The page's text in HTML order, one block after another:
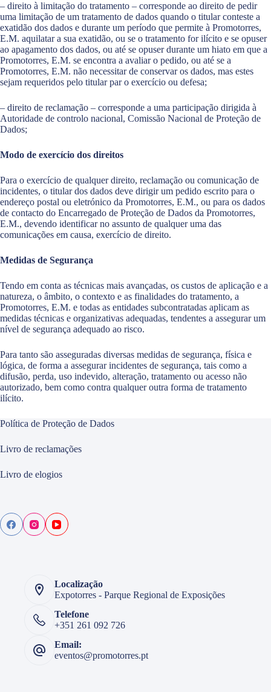
– direito à limitação do tratamento – corresponde ao direito de pedir
uma limitação de um tratamento de dados quando o titular conteste a
exatidão dos dados e durante um período que permite à Promotorres,
E.M. aquilatar a sua exatidão, ou se o tratamento for ilícito e se opuser
ao apagamento dos dados, ou até se opuser durante um hiato em que a
Promotorres, E.M. se encontra a avaliar o pedido, ou até se a
Promotorres, E.M. não necessitar de conservar os dados, mas estes
sejam requeridos pelo titular par o exercício ou defesa;
– direito de reclamação – corresponde a uma participação dirigida à
Autoridade de controlo nacional, Comissão Nacional de Proteção de
Dados;
Modo de exercício dos direitos
Para o exercício de qualquer direito, reclamação ou comunicação de
incidentes, o titular dos dados deve dirigir um pedido escrito para o
endereço postal ou eletrónico da Promotorres, E.M., ou para os dados
de contacto do Encarregado de Proteção de Dados da Promotorres,
E.M., devendo identificar no assunto de qualquer uma das
comunicações em causa, exercício de direito.
Medidas de Segurança
Tendo em conta as técnicas mais avançadas, os custos de aplicação e a
natureza, o âmbito, o contexto e as finalidades do tratamento, a
Promotorres, E.M. e todas as entidades subcontratadas aplicam as
medidas técnicas e organizativas adequadas, tendentes a assegurar um
nível de segurança adequado ao risco.
Para tanto são asseguradas diversas medidas de segurança, física e
lógica, de forma a assegurar incidentes de segurança, tais como a
difusão, perda, uso indevido, alteração, tratamento ou acesso não
autorizado, bem como contra qualquer outra forma de tratamento
ilícito.
Política de Proteção de Dados
Livro de reclamações
Livro de elogios
Localização
Expotorres - Parque Regional de Exposições
Telefone
+351 261 092 726
Email:
eventos@promotorres.pt